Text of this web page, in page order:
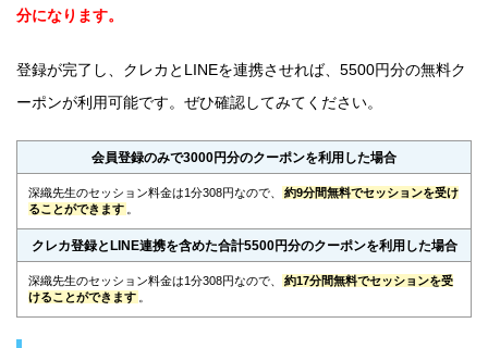
分になります。
登録が完了し、クレカとLINEを連携させれば、5500円分の無料ク
ーポンが利用可能です。ぜひ確認してみてください。
会員登録のみで3000円分のクーポンを利用した場合
深織先生のセッション料金は1分308円なので、
約9分間無料でセッションを受け
ることができます 。
クレカ登録とLINE連携を含めた合計5500円分のクーポンを利用した場合
深織先生のセッション料金は1分308円なので、
約17分間無料でセッションを受
けることができます 。